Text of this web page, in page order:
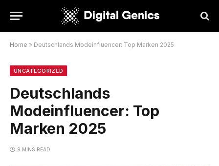
Home » Deutschlands Modeinfluencer: Top Marken 2025
UNCATEGORIZED
Deutschlands
Modeinfluencer: Top
Marken 2025
9 MINS READ